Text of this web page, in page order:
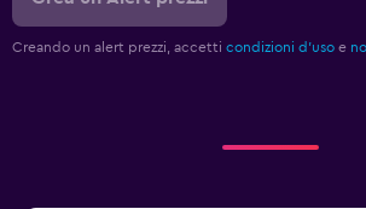
Creando un alert prezzi, accetti condizioni d'uso e